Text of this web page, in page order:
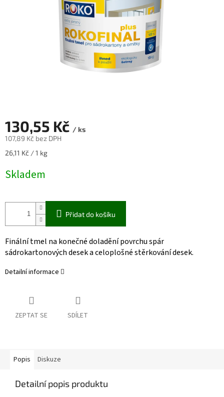
130,55 Kč / ks
107,89 Kč bez DPH
Měrná
26,11 Kč / 1 kg
Skladem
Přidat do košíku
Finální tmel na konečné doladění povrchu spár
sádrokartonových desek a celoplošné stěrkování desek.
Detailní informace
ZEPTAT SE SDÍLET
Popis Diskuze
Detailní popis produktu